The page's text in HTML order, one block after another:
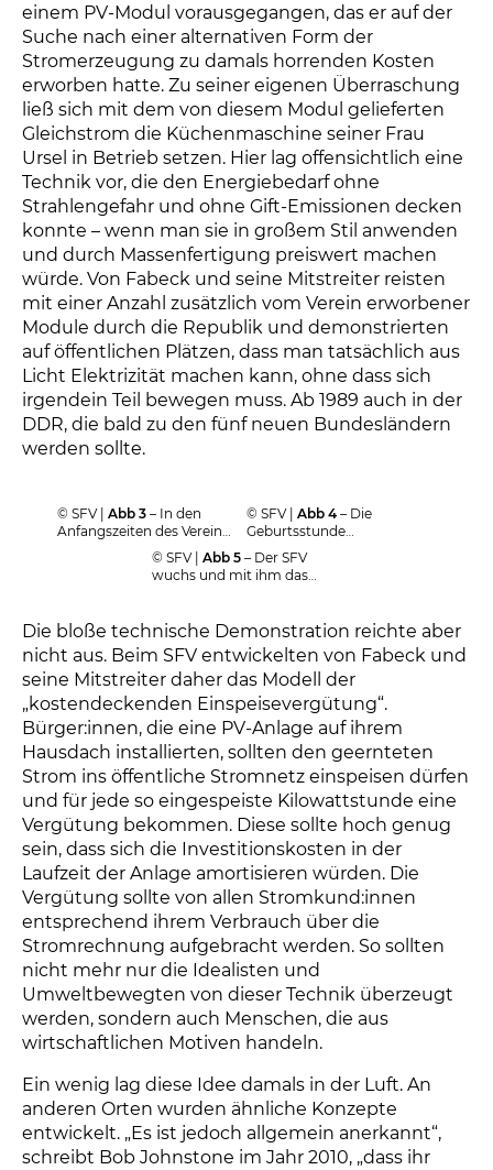
einem PV-Modul vorausgegangen, das er auf der
Suche nach einer alternativen Form der
Stromerzeugung zu damals horrenden Kosten
erworben hatte. Zu seiner eigenen Überraschung
ließ sich mit dem von diesem Modul gelieferten
Gleichstrom die Küchenmaschine seiner Frau
Ursel in Betrieb setzen. Hier lag offensichtlich eine
Technik vor, die den Energiebedarf ohne
Strahlengefahr und ohne Gift-Emissionen decken
konnte – wenn man sie in großem Stil anwenden
und durch Massenfertigung preiswert machen
würde. Von Fabeck und seine Mitstreiter reisten
mit einer Anzahl zusätzlich vom Verein erworbener
Module durch die Republik und demonstrierten
auf öffentlichen Plätzen, dass man tatsächlich aus
Licht Elektrizität machen kann, ohne dass sich
irgendein Teil bewegen muss. Ab 1989 auch in der
DDR, die bald zu den fünf neuen Bundesländern
werden sollte.
© SFV | Abb 3 – In den
Anfangszeiten des Vereins
tourte Wolf von Fabeck
durch ganz Deutschland,
um Solaranlagen
© SFV | Abb 4 – Die
Geburtsstunde
netzgekoppelter
Solaranlagen am 5.
September 1988 in
© SFV | Abb 5 – Der SFV
wuchs und mit ihm das
Die bloße technische Demonstration reichte aber
nicht aus. Beim SFV entwickelten von Fabeck und
seine Mitstreiter daher das Modell der
„kostendeckenden Einspeisevergütung“.
Bürger:innen, die eine PV-Anlage auf ihrem
Hausdach installierten, sollten den geernteten
Strom ins öffentliche Stromnetz einspeisen dürfen
und für jede so eingespeiste Kilowattstunde eine
Vergütung bekommen. Diese sollte hoch genug
sein, dass sich die Investitionskosten in der
Laufzeit der Anlage amortisieren würden. Die
Vergütung sollte von allen Stromkund:innen
entsprechend ihrem Verbrauch über die
Stromrechnung aufgebracht werden. So sollten
nicht mehr nur die Idealisten und
Umweltbewegten von dieser Technik überzeugt
werden, sondern auch Menschen, die aus
wirtschaftlichen Motiven handeln.
Ein wenig lag diese Idee damals in der Luft. An
anderen Orten wurden ähnliche Konzepte
entwickelt. „Es ist jedoch allgemein anerkannt“,
schreibt Bob Johnstone im Jahr 2010, „dass ihr